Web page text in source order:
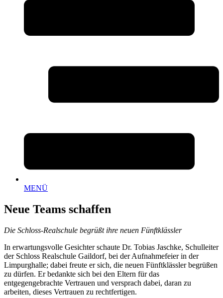
MENÜ
Neue Teams schaffen
Die Schloss-Realschule begrüßt ihre neuen Fünftklässler
In erwartungsvolle Gesichter schaute Dr. Tobias Jaschke, Schulleiter
der Schloss Realschule Gaildorf, bei der Aufnahmefeier in der
Limpurghalle; dabei freute er sich, die neuen Fünftklässler begrüßen
zu dürfen. Er bedankte sich bei den Eltern für das
entgegengebrachte Vertrauen und versprach dabei, daran zu
arbeiten, dieses Vertrauen zu rechtfertigen.